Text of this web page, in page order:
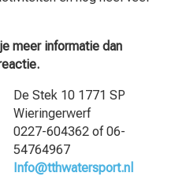
meer informatie dan
De Stek 10 1771 SP
Wieringerwerf
0227-604362 of 06-
54764967
Info@tthwatersport.nl